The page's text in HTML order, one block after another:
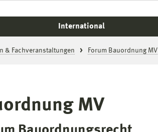
International
& Fachveranstaltungen Forum Bauordnung MV
MV